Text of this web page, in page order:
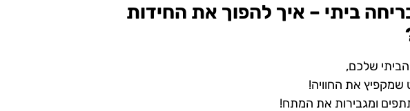
ביתי – איך להפוך את החידות
שלכם,
שמקפיץ את החוויה!
ומגבירות את המתח!